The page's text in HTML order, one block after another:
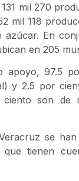
mil 270
mil 118
En
en 205
97.5
y 2.5 por
son de
se han
tienen